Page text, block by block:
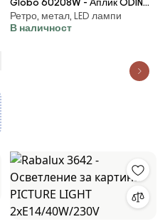
Globo 60208W - Аплик ODIN
1xE27/60W/230V
Ретро, метал, LED лампи
В наличност